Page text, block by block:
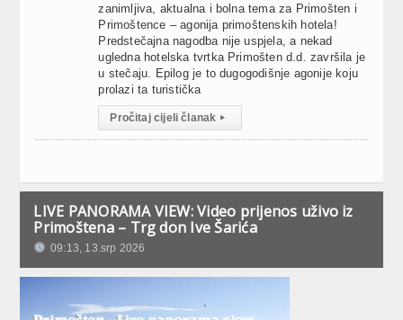
zanimljiva, aktualna i bolna tema za Primošten i
Primoštence – agonija primoštenskih hotela!
Predstečajna nagodba nije uspjela, a nekad
ugledna hotelska tvrtka Primošten d.d. završila je
u stečaju. Epilog je to dugogodišnje agonije koju
prolazi ta turistička
Pročitaj cijeli članak ▸
LIVE PANORAMA VIEW: Video prijenos uživo iz
Primoštena – Trg don Ive Šarića
09:13, 13.srp 2026